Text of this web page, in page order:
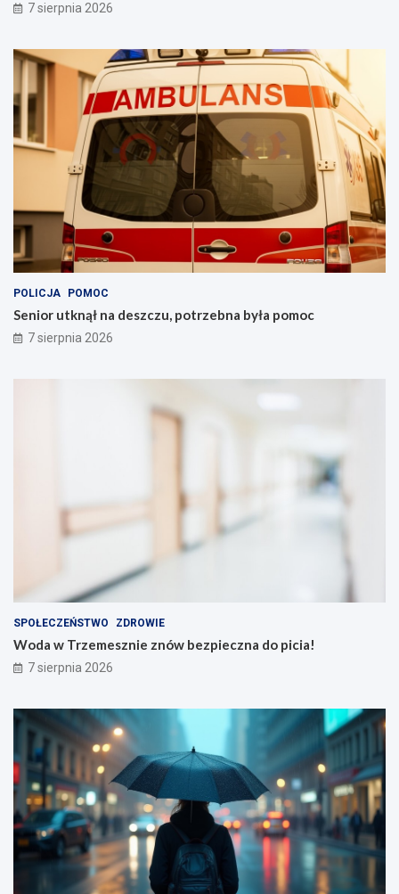
7 sierpnia 2026
POLICJA POMOC
Senior utknął na deszczu, potrzebna była pomoc
7 sierpnia 2026
SPOŁECZEŃSTWO ZDROWIE
Woda w Trzemesznie znów bezpieczna do picia!
7 sierpnia 2026